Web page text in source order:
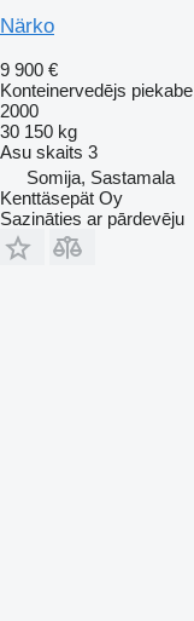
Närko
9 900 €
Konteinervedējs piekabe
2000
30 150 kg
Asu skaits 3
Somija, Sastamala
Kenttäsepät Oy
Sazināties ar pārdevēju